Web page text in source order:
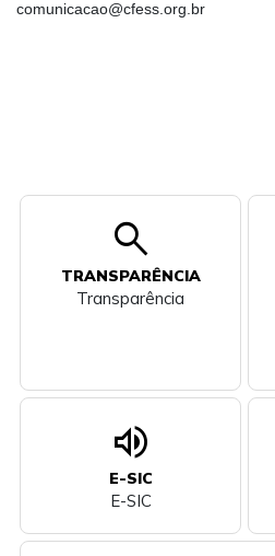
comunicacao@cfess.org.br
search
TRANSPARÊNCIA
Transparência
volume_up
E-SIC
E-SIC